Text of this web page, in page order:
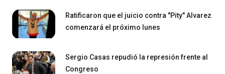
Ratificaron que el juicio contra "Pity" Alvarez
comenzará el próximo lunes
Sergio Casas repudió la represión frente al
Congreso